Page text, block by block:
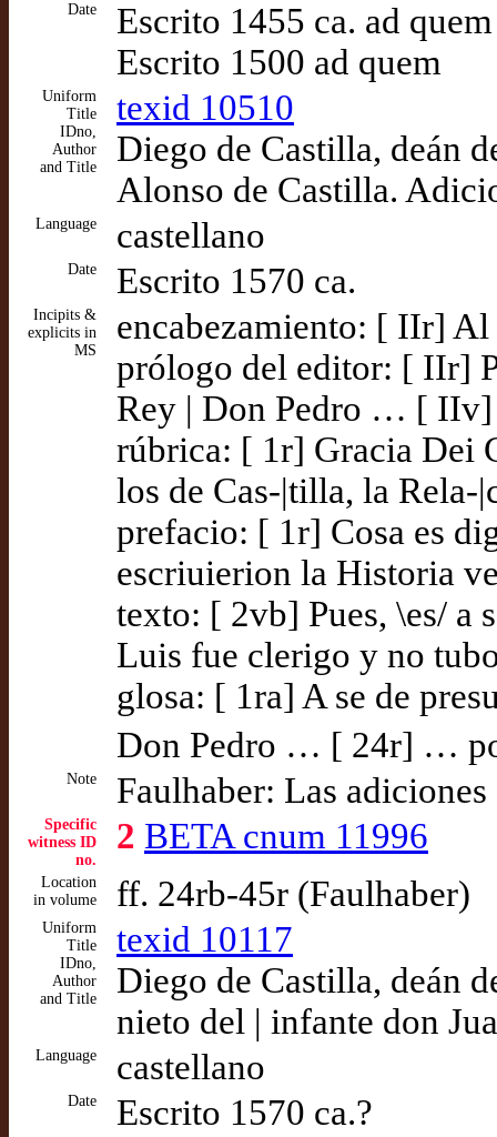
Date
Escrito 1455 ca. ad quem
Escrito 1500 ad quem
Uniform
Title
IDno,
Author
and Title
texid 10510
Diego de Castilla, deán
Alonso de Castilla.
Language castellano
Date Escrito 1570 ca.
Incipits &
explicits in
MS
encabezamiento: [ IIr]
prólogo del editor: [ IIr]
Rey | Don Pedro … [ IIv]
rúbrica: [ 1r] Gracia Dei
los de Cas-|tilla, la Rela-
prefacio: [ 1r] Cosa es
escriuierion la Historia
texto: [ 2vb] Pues, \es/
Luis fue clerigo y no
glosa: [ 1ra] A se de
Don Pedro … [ 24r] …
Note Faulhaber: Las
Specific
witness ID
no.
2 BETA cnum 11996
Location
in volume
ff. 24rb-45r (Faulhaber)
Uniform
Title
IDno,
Author
and Title
texid 10117
Diego de Castilla, deán
nieto del | infante don
Language castellano
Date Escrito 1570 ca.?